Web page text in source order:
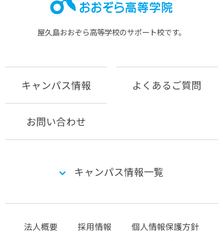
屋久島おおぞら⾼等学校のサポート校です。
キャンパス情報 よくあるご質問
お問い合わせ
キャンパス情報一覧
法人概要 採用情報
個人情報保護方針